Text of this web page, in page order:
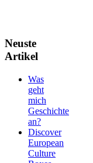
Neuste
Artikel
Was
geht
mich
Geschichte
an?
Discover
European
Culture